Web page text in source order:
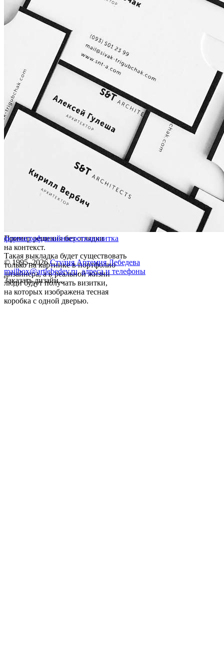
Пример решения без оглядки
на контекст.
Такая выкладка будет существовать
только на картинке в портфолио
дизайнера, а в реальной жизни
люди будут получать визитки,
на которых изображена тесная
коробка с одной дверью.
формаграфдизайнверсткавизитка
© 1995–2026 Студия Артемия Лебедева
mailbox@artlebedev.ru, адреса и телефоны
Заказать дизайн...